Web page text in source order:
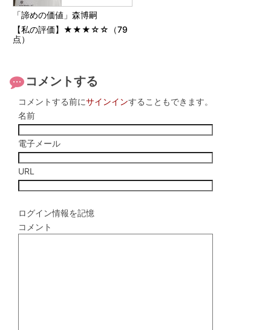
「諦めの価値」森博嗣
【私の評価】★★★☆☆（79
点）
コメントする
コメントする前にサインインすることもできます。
名前
電子メール
URL
ログイン情報を記憶
コメント